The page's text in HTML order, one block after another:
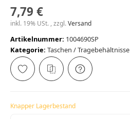
7,79 €
inkl. 19% USt. , zzgl.Versand
Artikelnummer: 1004690SP
Kategorie: Taschen / Tragebehältnisse
Knapper Lagerbestand